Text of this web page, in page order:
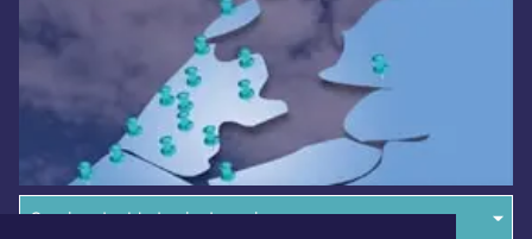
Overige dagbladen in de regio